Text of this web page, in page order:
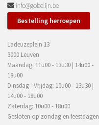
info@gobelijn.be
Bestelling herroepen
Ladeuzeplein 13
3000 Leuven
Maandag: 11u00 - 13u30 | 14u00 -
18u00
Dinsdag - Vrijdag: 10u00 - 13u30 |
14u00 - 18u00
Zaterdag: 10u00 - 18u00
Gesloten op zondag en feestdagen